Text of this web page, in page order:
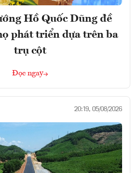
Hồ Quốc Dũng đề
phát triển dựa trên ba
trụ cột
Đọc ngay
20:19, 05/08/2026